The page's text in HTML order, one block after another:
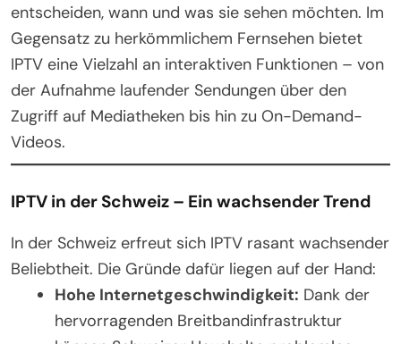
entscheiden, wann und was sie sehen möchten. Im
Gegensatz zu herkömmlichem Fernsehen bietet
IPTV eine Vielzahl an interaktiven Funktionen – von
der Aufnahme laufender Sendungen über den
Zugriff auf Mediatheken bis hin zu On-Demand-
Videos.
IPTV in der Schweiz – Ein wachsender Trend
In der Schweiz erfreut sich IPTV rasant wachsender
Beliebtheit. Die Gründe dafür liegen auf der Hand:
Hohe Internetgeschwindigkeit: Dank der
hervorragenden Breitbandinfrastruktur